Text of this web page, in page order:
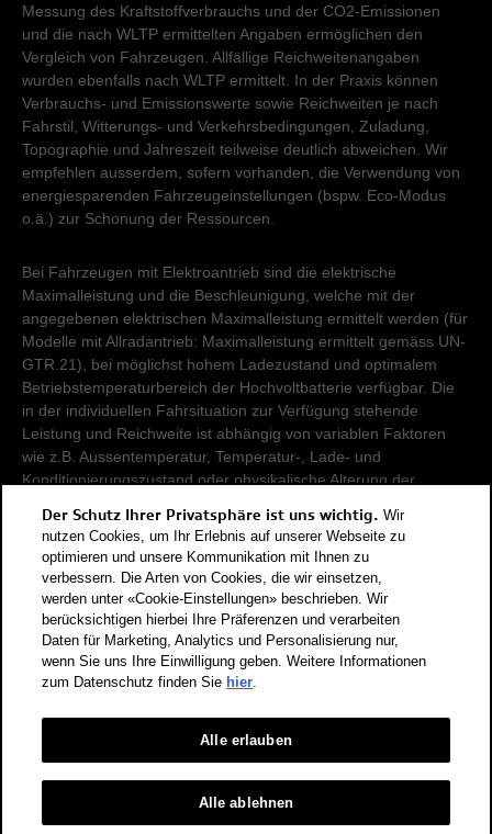
Messung des Kraftstoffverbrauchs und der CO2-Emissionen
und die nach WLTP ermittelten Angaben ermöglichen den
Vergleich von Fahrzeugen. Allfällige Reichweitenangaben
wurden ebenfalls nach WLTP ermittelt. In der Praxis können
Verbrauchs- und Emissionswerte sowie Reichweiten je nach
Fahrstil, Witterungs- und Verkehrsbedingungen, Zuladung,
Topographie und Jahreszeit teilweise deutlich abweichen. Wir
empfehlen ausserdem, sofern vorhanden, die Verwendung von
energiesparenden Fahrzeugeinstellungen (bspw. Eco-Modus
o.ä.) zur Schonung der Ressourcen.
Bei Fahrzeugen mit Elektroantrieb sind die elektrische
Maximalleistung und die Beschleunigung, welche mit der
angegebenen elektrischen Maximalleistung ermittelt werden (für
Modelle mit Allradantrieb: Maximalleistung ermittelt gemäss UN-
GTR.21), bei möglichst hohem Ladezustand und optimalem
Betriebstemperaturbereich der Hochvoltbatterie verfügbar. Die
in der individuellen Fahrsituation zur Verfügung stehende
Leistung und Reichweite ist abhängig von variablen Faktoren
wie z.B. Aussentemperatur, Temperatur-, Lade- und
Konditionierungszustand oder physikalische Alterung der
Damit Energieverbräuche unterschiedlicher Antriebsformen
(Benzin, Diesel, Gas, Strom, usw.) vergleichbar sind, werden sie
zusätzlich als sogenannte Benzinäquivalente (Masseinheit für
Energie) ausgewiesen. CO2 ist das für die Erderwärmung
hauptverantwortliche Treibhausgas. CO2-Mittelwert aller in der
Schweiz angebotenen Fahrzeugmodelle: 111 g/km (WLTP).
CO2-Zielwert der in der Schweiz angebotenen
Fahrzeugmodelle: 93.6 g/km (WLTP). Die Angaben für ein
Fahrzeug können von den zulassungsrelevanten Daten nach
der individuellen Einzelfahrzeuggenehmigung abweichen.
Energieeffizienz-Kategorie nach dem neuen
Berechnungsverfahren gemäss Anhang 4.1 EnEV, gültig ab
Der Schutz Ihrer Privatsphäre ist uns wichtig. Wir
nutzen Cookies, um Ihr Erlebnis auf unserer Webseite zu
optimieren und unsere Kommunikation mit Ihnen zu
verbessern. Die Arten von Cookies, die wir einsetzen,
werden unter «Cookie-Einstellungen» beschrieben. Wir
berücksichtigen hierbei Ihre Präferenzen und verarbeiten
Daten für Marketing, Analytics und Personalisierung nur,
wenn Sie uns Ihre Einwilligung geben. Weitere Informationen
zum Datenschutz finden Sie hier.
Alle ablehnen
Alle erlauben